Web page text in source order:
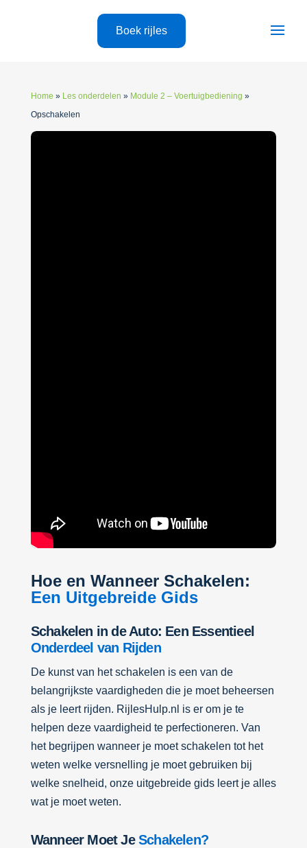
Boek rijles
Home » Les onderdelen » Module 2 – Voertuigbediening »
Opschakelen
Hoe en Wanneer Schakelen:
Een Uitgebreide Gids
Schakelen in de Auto: Een Essentieel
Onderdeel van Rijden
De kunst van het schakelen is een van de
belangrijkste vaardigheden die je moet beheersen
als je leert rijden. RijlesHulp.nl is er om je te
helpen deze vaardigheid te perfectioneren. Van
het begrijpen wanneer je moet schakelen tot het
weten welke versnelling je moet gebruiken bij
welke snelheid, onze uitgebreide gids leert je alles
wat je moet weten.
Wanneer Moet JeSchakelen?